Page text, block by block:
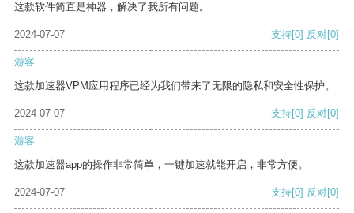
这款软件简直是神器，解决了我所有问题。
2024-07-07 支持[0] 反对[0]
游客
这款加速器VPM应用程序已经为我们带来了无限的隐私和安全性保护。
2024-07-07 支持[0] 反对[0]
游客
这款加速器app的操作非常简单，一键加速就能开启，非常方便。
2024-07-07 支持[0] 反对[0]